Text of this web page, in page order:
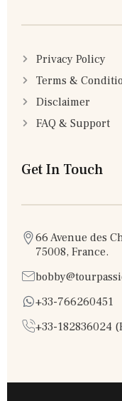
Privacy Policy
Terms &
Disclaimer
FAQ & Support
Get In Touch
66 Avenue des
75008, France.
+33-766260451
+33-182836024